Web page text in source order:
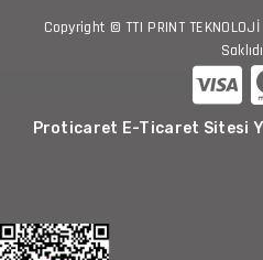
Copyright © TTI PRINT
Proticaret E-Ticaret Sitesi